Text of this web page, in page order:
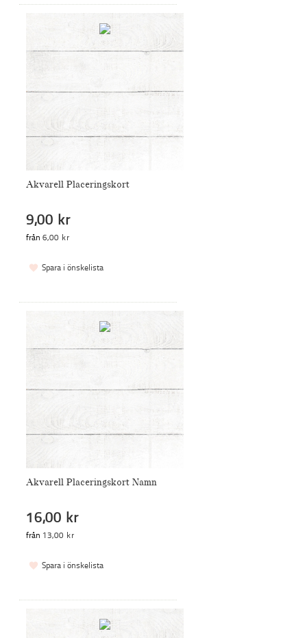
Akvarell Placeringskort
9,00 kr
från 6,00 kr
Spara i önskelista
Akvarell Placeringskort Namn
16,00 kr
från 13,00 kr
Spara i önskelista